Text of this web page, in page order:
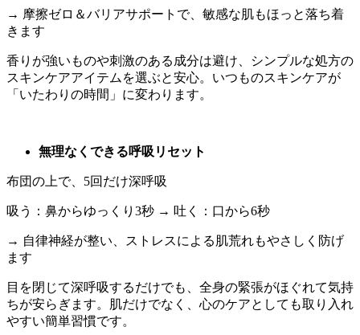
→ 摩擦ゼロ＆バリアサポートで、敏感な肌もほっと落ち着
きます
香りが強いものや刺激のある成分は避け、シンプルな処方の
スキンケアアイテムを選ぶと安心。いつものスキンケアが
「いたわりの時間」に変わります。
無理なくできる呼吸リセット
布団の上で、5回だけ深呼吸
吸う：鼻からゆっくり3秒 → 吐く：口から6秒
→ 自律神経が整い、ストレスによる肌荒れもやさしく防げ
ます
目を閉じて深呼吸するだけでも、全身の緊張がほぐれて気持
ちが安らぎます。肌だけでなく、心のケアとしても取り入れ
やすい簡単習慣です。